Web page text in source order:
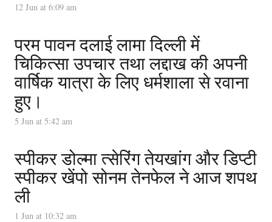
12 Jun at 6:09 am
परम पावन दलाई लामा दिल्ली में
चिकित्सा उपचार तथा लद्दाख की अपनी
वार्षिक यात्रा के लिए धर्मशाला से रवाना
हुए।
5 Jun at 5:42 am
स्पीकर डोल्मा त्सेरिंग तेयखांग और डिप्टी
स्पीकर खेंपो सोनम तेनफेल ने आज शपथ
ली
1 Jun at 10:32 am